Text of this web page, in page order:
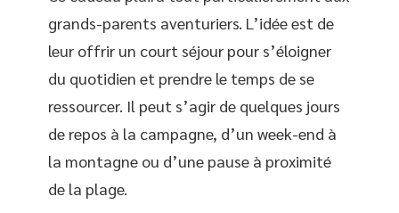
grands-parents aventuriers. L’idée est de
leur offrir un court séjour pour s’éloigner
du quotidien et prendre le temps de se
ressourcer. Il peut s’agir de quelques jours
de repos à la campagne, d’un week-end à
la montagne ou d’une pause à proximité
de la plage.